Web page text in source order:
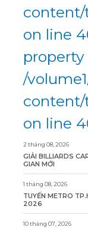
content/
on line
/
content/
on line
2 tháng 08, 2026
GIẢI BILLIARDS
GIAN MỚI
1 tháng 08, 2026
TUYẾN METRO
2026
10 tháng 07, 2026